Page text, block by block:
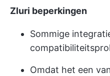
Zluri beperkingen
Sommige
Omdat het een